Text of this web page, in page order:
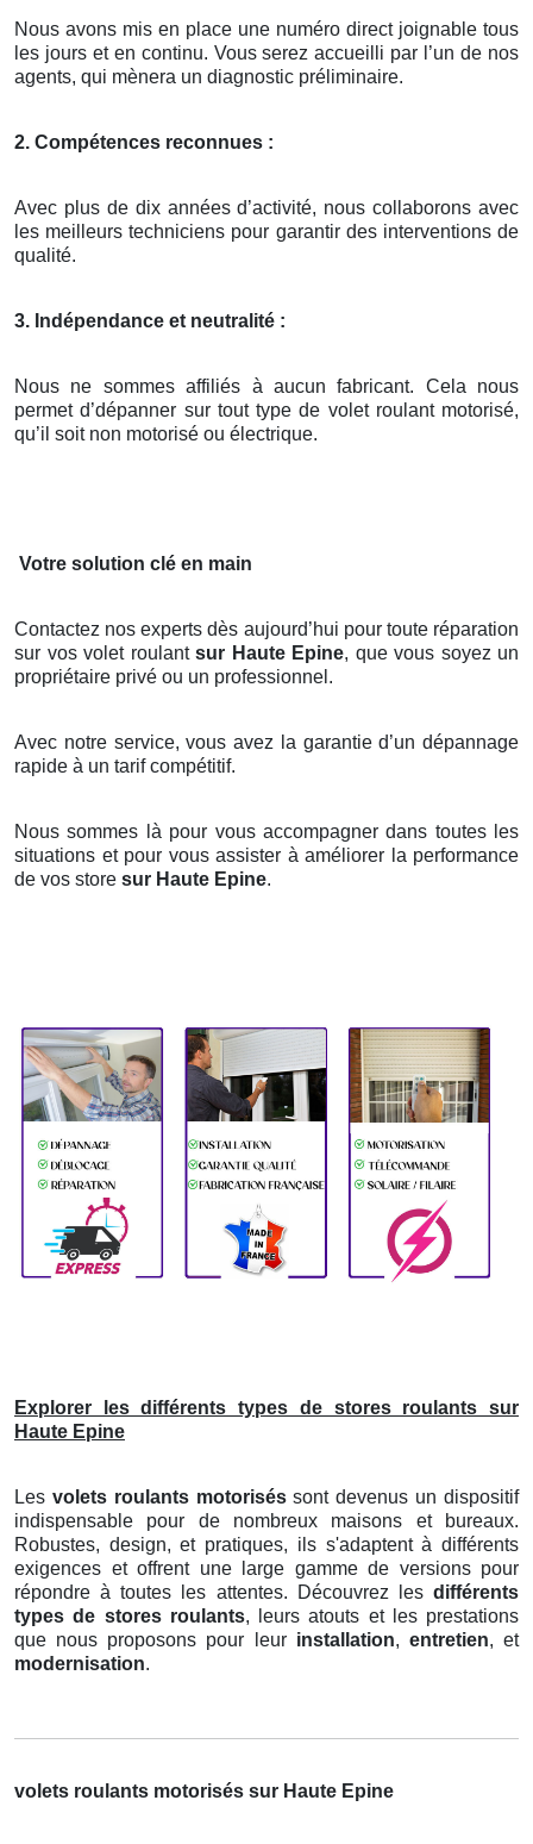
Nous avons mis en place une numéro direct joignable tous
les jours et en continu. Vous serez accueilli par l’un de nos
agents, qui mènera un diagnostic préliminaire.
2. Compétences reconnues :
Avec plus de dix années d’activité, nous collaborons avec
les meilleurs techniciens pour garantir des interventions de
qualité.
3. Indépendance et neutralité :
Nous ne sommes affiliés à aucun fabricant. Cela nous
permet d’dépanner sur tout type de volet roulant motorisé,
qu’il soit non motorisé ou électrique.
Votre solution clé en main
Contactez nos experts dès aujourd’hui pour toute réparation
sur vos volet roulant sur Haute Epine, que vous soyez un
propriétaire privé ou un professionnel.
Avec notre service, vous avez la garantie d’un dépannage
rapide à un tarif compétitif.
Nous sommes là pour vous accompagner dans toutes les
situations et pour vous assister à améliorer la performance
de vos store sur Haute Epine.
Explorer les différents types de stores roulants sur
Haute Epine
Les volets roulants motoriséssont devenus un dispositif
indispensable pour de nombreux maisons et bureaux.
Robustes, design, et pratiques, ils s'adaptent à différents
exigences et offrent une large gamme de versions pour
répondre à toutes les attentes. Découvrez les différents
types de stores roulants, leurs atouts et les prestations
que nous proposons pour leur installation, entretien, et
modernisation.
volets roulants motorisés sur Haute Epine